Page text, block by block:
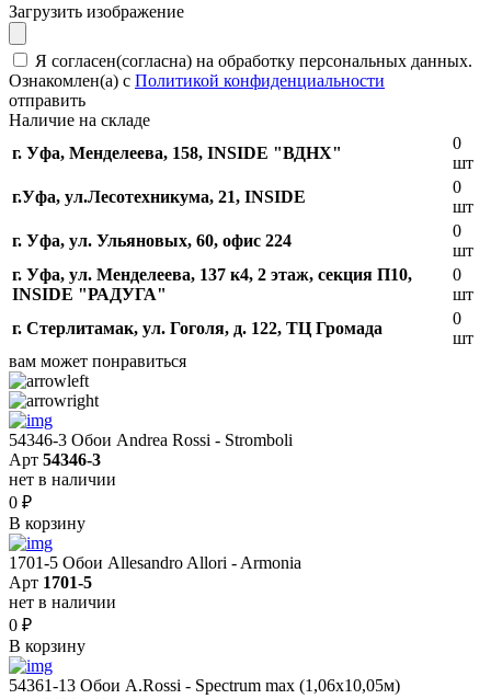
Загрузить изображение
Я согласен(согласна) на обработку персональных данных.
Ознакомлен(а) с Политикой конфиденциальности
отправить
Наличие на складе
г. Уфа, Менделеева, 158, INSIDE "ВДНХ"
0
шт
г.Уфа, ​ул.Лесотехникума, 21, INSIDE
0
шт
г. Уфа, ул. Ульяновых, 60, офис 224
0
шт
г. Уфа, ул. Менделеева, 137 к4, ​2 этаж, секция П10,
INSIDE "РАДУГА"
0
шт
г. Стерлитамак, ул. Гоголя, д. 122, ТЦ Громада
0
шт
вам может понравиться
54346-3 Обои Andrea Rossi - Stromboli
Арт 54346-3
нет в наличии
0 ₽
В корзину
1701-5 Обои Allesandro Allori - Armonia
Арт 1701-5
нет в наличии
0 ₽
В корзину
54361-13 Обои A.Rossi - Spectrum max (1,06x10,05м)